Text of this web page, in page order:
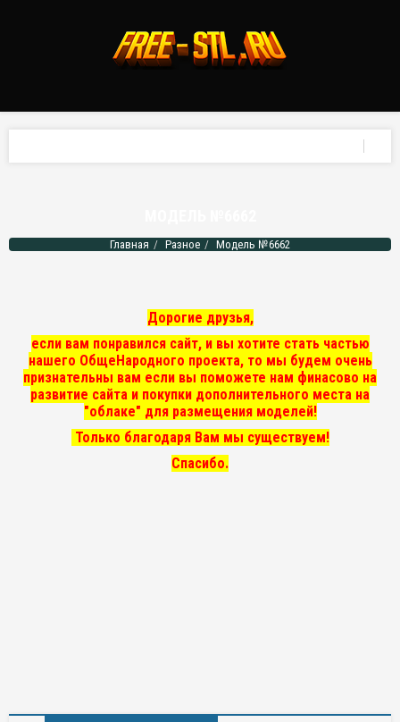
Главная Разное Модель №6662
Дорогие друзья,
если вам понравился сайт, и вы хотите стать частью
нашего ОбщеНародного проекта, то мы будем очень
признательны вам если вы поможете нам финасово на
развитие сайта и покупки дополнительного места на
"облаке" для размещения моделей!
Только благодаря Вам мы существуем!
Спасибо.